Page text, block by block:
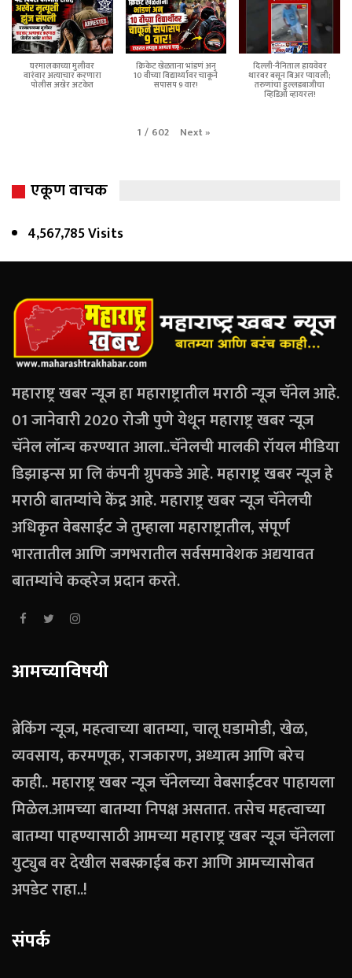
घरमालकाच्या मुलीवर
वारंवार अत्याचार करणारा
पोलीस अखेर अटकेत
क्रिकेट खेळताना भांडणं अन्
10 वीच्या विद्यार्थ्यावर चाकूने
सपासप 9 वार!
दिल्ली-नैनिताल हायवेवर
थारवर बसून बिअर प्यायली;
तरुणांचा हुल्लडबाजीचा
व्हिडिओ व्हायरल!
1 / 602 Next»
एकूण वाचक
4,567,785 Visits
महाराष्ट्र खबर न्यूज हा महाराष्ट्रातील मराठी न्यूज चॅनेल आहे.
01 जानेवारी 2020 रोजी पुणे येथून महाराष्ट्र खबर न्यूज
चॅनेल लॉन्च करण्यात आला..चॅनेलची मालकी रॉयल मीडिया
डिझाइन्स प्रा लि कंपनी ग्रुपकडे आहे. महाराष्ट्र खबर न्यूज हे
मराठी बातम्यांचे केंद्र आहे. महाराष्ट्र खबर न्यूज चॅनेलची
अधिकृत वेबसाईट जे तुम्हाला महाराष्ट्रातील, संपूर्ण
भारतातील आणि जगभरातील सर्वसमावेशक अद्ययावत
बातम्यांचे कव्हरेज प्रदान करते.
आमच्याविषयी
ब्रेकिंग न्यूज, महत्वाच्या बातम्या, चालू घडामोडी, खेळ,
व्यवसाय, करमणूक, राजकारण, अध्यात्म आणि बरेच
काही.. महाराष्ट्र खबर न्यूज चॅनेलच्या वेबसाईटवर पाहायला
मिळेल.आमच्या बातम्या निपक्ष असतात. तसेच महत्वाच्या
बातम्या पाहण्यासाठी आमच्या महाराष्ट्र खबर न्यूज चॅनेलला
युट्युब वर देखील सबस्क्राईब करा आणि आमच्यासोबत
अपडेट राहा..!
संपर्क